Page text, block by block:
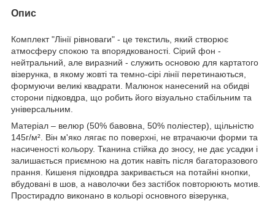
Опис
Комплект "Лінії рівноваги" - це текстиль, який створює
атмосферу спокою та впорядкованості. Сірий фон -
нейтральний, але виразний - служить основою для картатого
візерунка, в якому жовті та темно-сірі лінії перетинаються,
формуючи великі квадрати. Малюнок нанесений на обидві
сторони підковдра, що робить його візуально стабільним та
універсальним.
Матеріал – велюр (50% бавовна, 50% поліестер), щільністю
145г/м². Він м'яко лягає по поверхні, не втрачаючи форми та
насиченості кольору. Тканина стійка до зносу, не дає усадки і
залишається приємною на дотик навіть після багаторазового
прання. Кишеня підковдра закривається на потайні кнопки,
вбудовані в шов, а наволочки без застібок повторюють мотив.
Простирадло виконано в кольорі основного візерунка,